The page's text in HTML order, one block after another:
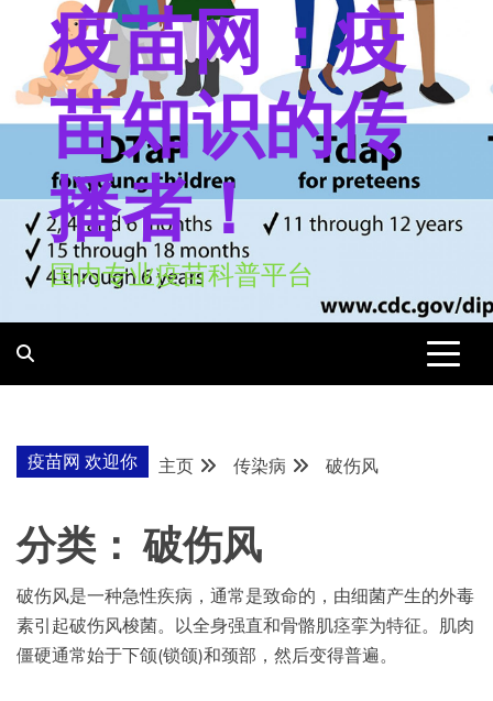
疫苗网：疫
苗知识的传
播者！
国内专业疫苗科普平台
疫苗网 欢迎你 主页 传染病 破伤风
分类：破伤风
破伤风是一种急性疾病，通常是致命的，由细菌产生的外毒
素引起破伤风梭菌。以全身强直和骨骼肌痉挛为特征。肌肉
僵硬通常始于下颌(锁颌)和颈部，然后变得普遍。